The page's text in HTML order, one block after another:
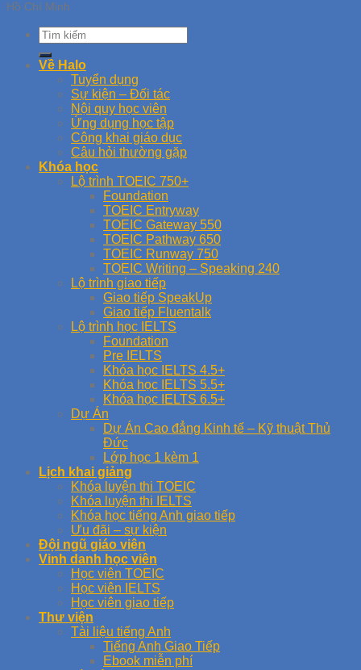
Hồ Chí Minh
Về Halo
Tuyển dụng
Sự kiện – Đối tác
Nội quy học viên
Ứng dụng học tập
Công khai giáo dục
Câu hỏi thường gặp
Khóa học
Lộ trình TOEIC 750+
Foundation
TOEIC Entryway
TOEIC Gateway 550
TOEIC Pathway 650
TOEIC Runway 750
TOEIC Writing – Speaking 240
Lộ trình giao tiếp
Giao tiếp SpeakUp
Giao tiếp Fluentalk
Lộ trình học IELTS
Foundation
Pre IELTS
Khóa học IELTS 4.5+
Khóa học IELTS 5.5+
Khóa học IELTS 6.5+
Dự Án
Dự Án Cao đẳng Kinh tế – Kỹ thuật Thủ
Đức
Lớp học 1 kèm 1
Lịch khai giảng
Khóa luyện thi TOEIC
Khóa luyện thi IELTS
Khóa học tiếng Anh giao tiếp
Ưu đãi – sự kiện
Đội ngũ giáo viên
Vinh danh học viên
Học viên TOEIC
Học viên IELTS
Học viên giao tiếp
Thư viện
Tài liệu tiếng Anh
Tiếng Anh Giao Tiếp
Ebook miễn phí